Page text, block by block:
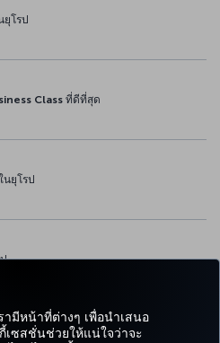
ามีหน้าที่ต่างๆ เพื่อนำเสนอ
ซสชั่นช่วยให้แน่ใจว่าจะ
ยุโรป
Class ที่ดีที่สุด
ยุโรป